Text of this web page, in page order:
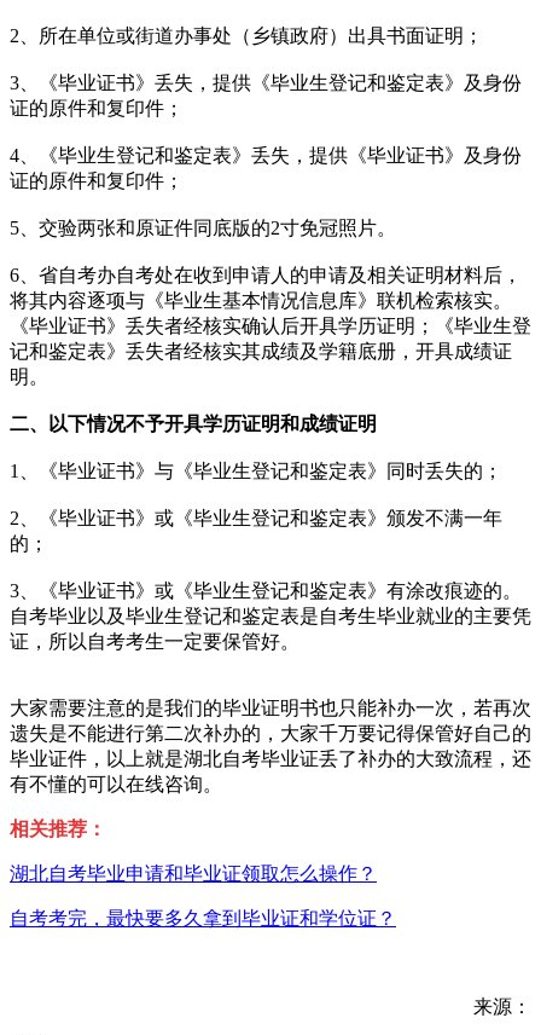
2、所在单位或街道办事处（乡镇政府）出具书面证明；
3、《毕业证书》丢失，提供《毕业生登记和鉴定表》及身份
证的原件和复印件；
4、《毕业生登记和鉴定表》丢失，提供《毕业证书》及身份
证的原件和复印件；
5、交验两张和原证件同底版的2寸免冠照片。
6、省自考办自考处在收到申请人的申请及相关证明材料后，
将其内容逐项与《毕业生基本情况信息库》联机检索核实。
《毕业证书》丢失者经核实确认后开具学历证明；《毕业生登
记和鉴定表》丢失者经核实其成绩及学籍底册，开具成绩证
明。
二、以下情况不予开具学历证明和成绩证明
1、《毕业证书》与《毕业生登记和鉴定表》同时丢失的；
2、《毕业证书》或《毕业生登记和鉴定表》颁发不满一年
的；
3、《毕业证书》或《毕业生登记和鉴定表》有涂改痕迹的。
自考毕业以及毕业生登记和鉴定表是自考生毕业就业的主要凭
证，所以自考考生一定要保管好。
大家需要注意的是我们的毕业证明书也只能补办一次，若再次
遗失是不能进行第二次补办的，大家千万要记得保管好自己的
毕业证件，以上就是湖北自考毕业证丢了补办的大致流程，还
有不懂的可以在线咨询。
相关推荐：
湖北自考毕业申请和毕业证领取怎么操作？
自考考完，最快要多久拿到毕业证和学位证？
来源：